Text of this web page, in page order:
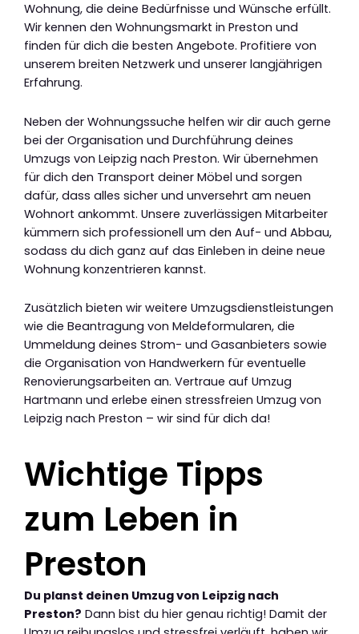
Wohnung, die deine Bedürfnisse und Wünsche erfüllt.
Wir kennen den Wohnungsmarkt in Preston und
finden für dich die besten Angebote. Profitiere von
unserem breiten Netzwerk und unserer langjährigen
Erfahrung.
Neben der Wohnungssuche helfen wir dir auch gerne
bei der Organisation und Durchführung deines
Umzugs von Leipzig nach Preston. Wir übernehmen
für dich den Transport deiner Möbel und sorgen
dafür, dass alles sicher und unversehrt am neuen
Wohnort ankommt. Unsere zuverlässigen Mitarbeiter
kümmern sich professionell um den Auf- und Abbau,
sodass du dich ganz auf das Einleben in deine neue
Wohnung konzentrieren kannst.
Zusätzlich bieten wir weitere Umzugsdienstleistungen
wie die Beantragung von Meldeformularen, die
Ummeldung deines Strom- und Gasanbieters sowie
die Organisation von Handwerkern für eventuelle
Renovierungsarbeiten an. Vertraue auf Umzug
Hartmann und erlebe einen stressfreien Umzug von
Leipzig nach Preston – wir sind für dich da!
Wichtige Tipps
zum Leben in
Preston
Du planst deinen Umzug von Leipzig nach
Preston? Dann bist du hier genau richtig! Damit der